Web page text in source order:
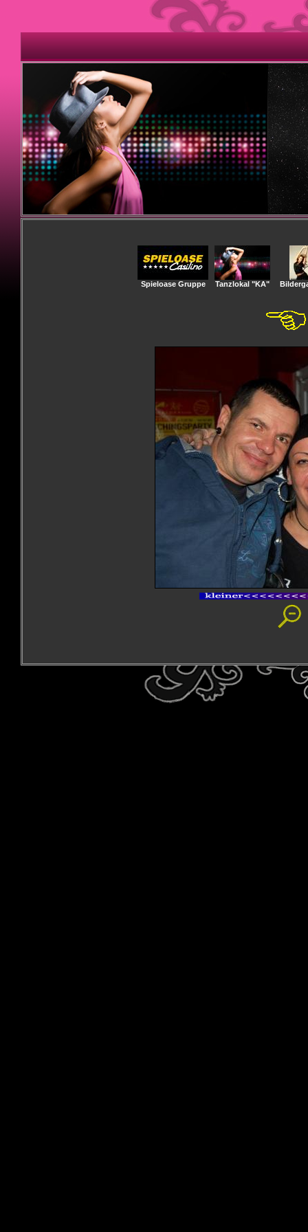
Spieloase Gruppe Tanzlokal "KA"